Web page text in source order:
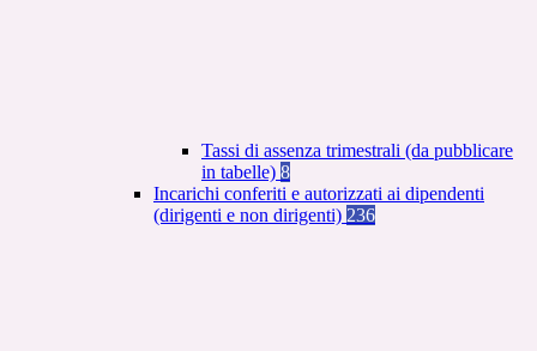
Tassi di assenza trimestrali (da pubblicare
in tabelle) 8
Incarichi conferiti e autorizzati ai dipendenti
(dirigenti e non dirigenti) 236